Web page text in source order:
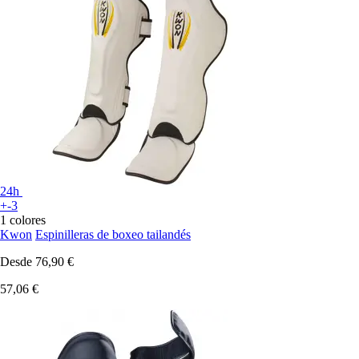
24h
+-3
1 colores
Kwon Espinilleras de boxeo tailandés
Desde 76,90 €
57,06 €